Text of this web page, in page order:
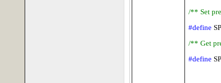
/** Set
#define
/** Get
#define